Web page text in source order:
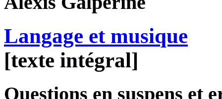
Langage et musique
[texte intégral]
Questions en suspens et